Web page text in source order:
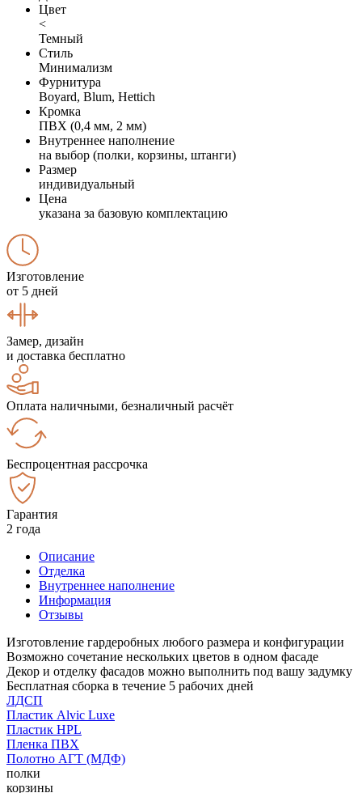
Цвет
<
Темный
Стиль
Минимализм
Фурнитура
Boyard, Blum, Hettich
Кромка
ПВХ (0,4 мм, 2 мм)
Внутреннее наполнение
на выбор (полки, корзины, штанги)
Размер
индивидуальный
Цена
указана за базовую комплектацию
Изготовление
от 5 дней
Замер, дизайн
и доставка бесплатно
Оплата наличными, безналичный расчёт
Беспроцентная рассрочка
Гарантия
2 года
Описание
Отделка
Внутреннее наполнение
Информация
Отзывы
Изготовление гардеробных любого размера и конфигурации
Возможно сочетание нескольких цветов в одном фасаде
Декор и отделку фасадов можно выполнить под вашу задумку
Бесплатная сборка в течение 5 рабочих дней
ЛДСП
Пластик Alvic Luxe
Пластик HPL
Пленка ПВХ
Полотно АГТ (МДФ)
полки
корзины